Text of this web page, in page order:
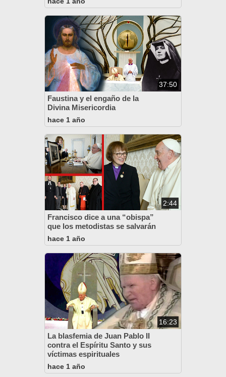
37:50
Faustina y el engaño de la
Divina Misericordia
hace 1 año
2:44
Francisco dice a una “obispa”
que los metodistas se salvarán
hace 1 año
16:23
La blasfemia de Juan Pablo II
contra el Espíritu Santo y sus
víctimas espirituales
hace 1 año